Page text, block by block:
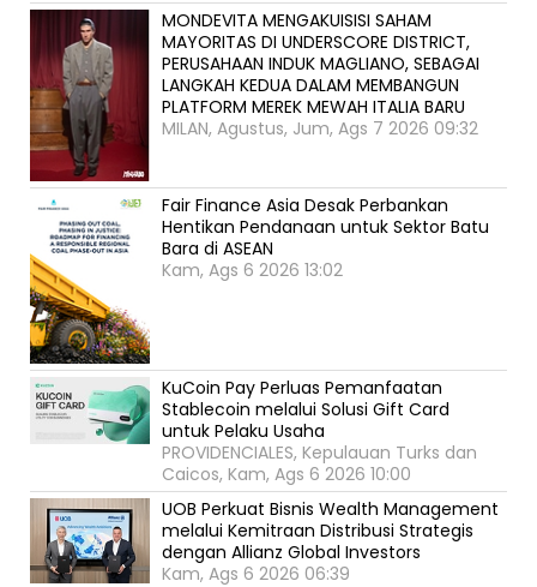
MONDEVITA MENGAKUISISI SAHAM
MAYORITAS DI UNDERSCORE DISTRICT,
PERUSAHAAN INDUK MAGLIANO, SEBAGAI
LANGKAH KEDUA DALAM MEMBANGUN
PLATFORM MEREK MEWAH ITALIA BARU
MILAN, Agustus, Jum, Ags 7 2026 09:32
Fair Finance Asia Desak Perbankan
Hentikan Pendanaan untuk Sektor Batu
Bara di ASEAN
Kam, Ags 6 2026 13:02
KuCoin Pay Perluas Pemanfaatan
Stablecoin melalui Solusi Gift Card
untuk Pelaku Usaha
PROVIDENCIALES, Kepulauan Turks dan
Caicos, Kam, Ags 6 2026 10:00
UOB Perkuat Bisnis Wealth Management
melalui Kemitraan Distribusi Strategis
dengan Allianz Global Investors
Kam, Ags 6 2026 06:39